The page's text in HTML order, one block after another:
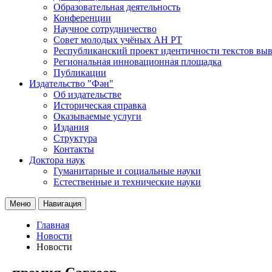
Образовательная деятельность
Конференции
Научное сотрудничество
Совет молодых учёных АН РТ
Республиканский проект идентичности текстов
Региональная инновационная площадка
Публикации
Издательство "Фән"
Об издательстве
Историческая справка
Оказываемые услуги
Издания
Структура
Контакты
Доктора наук
Гуманитарные и социальные науки
Естественные и технические науки
Меню Навигация
Главная
Новости
Новости